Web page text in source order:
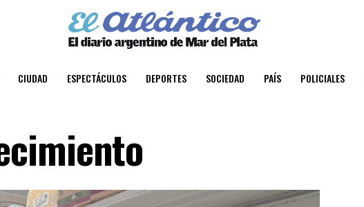
CIUDAD ESPECTÁCULOS DEPORTES SOCIEDAD PAÍS POLICIALES